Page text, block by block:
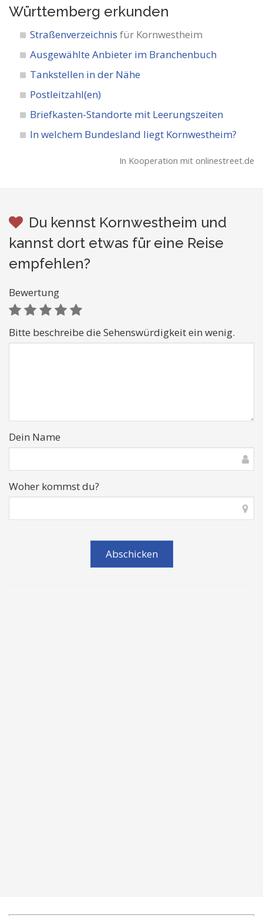
Württemberg erkunden
Straßenverzeichnis für Kornwestheim
Ausgewählte Anbieter im Branchenbuch
Tankstellen in der Nähe
Postleitzahl(en)
Briefkasten-Standorte mit Leerungszeiten
In welchem Bundesland liegt Kornwestheim?
In Kooperation mit onlinestreet.de
Du kennst Kornwestheim und
kannst dort etwas für eine Reise
empfehlen?
Bewertung
Bitte beschreibe die Sehenswürdigkeit ein wenig.
Dein Name
Woher kommst du?